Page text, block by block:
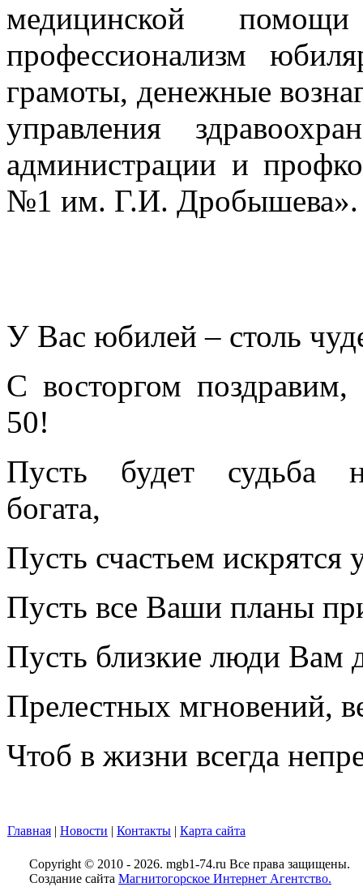
медицинской
профессионализм
грамоты, денежные
управления
администрации и
№1 им. Г.И. Дробышева».
У Вас юбилей – столь
С восторгом
50!
Пусть будет судьба
богата,
Пусть счастьем искрятся
Пусть все Ваши планы
Пусть близкие люди Вам
Прелестных мгновений,
Чтоб в жизни всегда
Главная | Новости | Контакты | Карта сайта
Copyright © 2010 - 2026. mgb1-74.ru Все права защищены.
Создание сайта Магнитогорское Интернет Агентство.